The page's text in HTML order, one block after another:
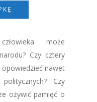
może
Czy cztery
nawet
Czy
ożywić pamięć o